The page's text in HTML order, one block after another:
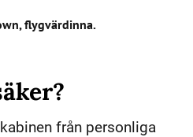
flygvärdinna.
från personliga